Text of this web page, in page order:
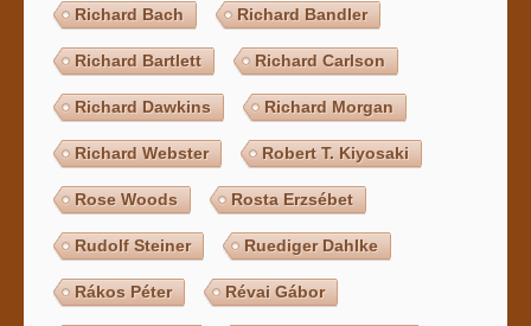
Richard Bach Richard Bandler
Richard Bartlett Richard Carlson
Richard Dawkins Richard Morgan
Richard Webster Robert T. Kiyosaki
Rose Woods Rosta Erzsébet
Rudolf Steiner Ruediger Dahlke
Rákos Péter Révai Gábor